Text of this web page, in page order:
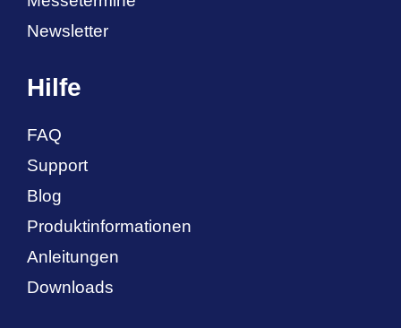
Newsletter
Hilfe
FAQ
Support
Blog
Produktinformationen
Anleitungen
Downloads